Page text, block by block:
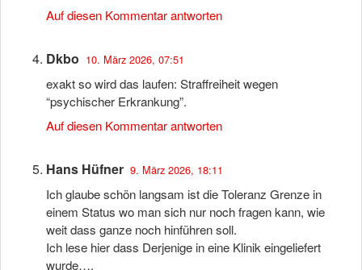
Auf diesen Kommentar antworten
Dkbo 10. März 2026, 07:51
exakt so wird das laufen: Straffreiheit wegen
“psychischer Erkrankung”.
Auf diesen Kommentar antworten
Hans Hüfner 9. März 2026, 18:11
Ich glaube schön langsam ist die Toleranz Grenze in
einem Status wo man sich nur noch fragen kann, wie
weit dass ganze noch hinführen soll.
Ich lese hier dass Derjenige in eine Klinik eingeliefert
wurde….